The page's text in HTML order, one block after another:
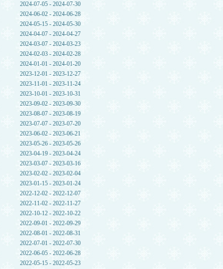
2024-07-05 - 2024-07-30
2024-06-02 - 2024-06-28
2024-05-15 - 2024-05-30
2024-04-07 - 2024-04-27
2024-03-07 - 2024-03-23
2024-02-03 - 2024-02-28
2024-01-01 - 2024-01-20
2023-12-01 - 2023-12-27
2023-11-01 - 2023-11-24
2023-10-01 - 2023-10-31
2023-09-02 - 2023-09-30
2023-08-07 - 2023-08-19
2023-07-07 - 2023-07-20
2023-06-02 - 2023-06-21
2023-05-26 - 2023-05-26
2023-04-19 - 2023-04-24
2023-03-07 - 2023-03-16
2023-02-02 - 2023-02-04
2023-01-15 - 2023-01-24
2022-12-02 - 2022-12-07
2022-11-02 - 2022-11-27
2022-10-12 - 2022-10-22
2022-09-01 - 2022-09-29
2022-08-01 - 2022-08-31
2022-07-01 - 2022-07-30
2022-06-05 - 2022-06-28
2022-05-15 - 2022-05-23